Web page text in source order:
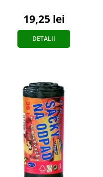
19,25 lei
DETALII